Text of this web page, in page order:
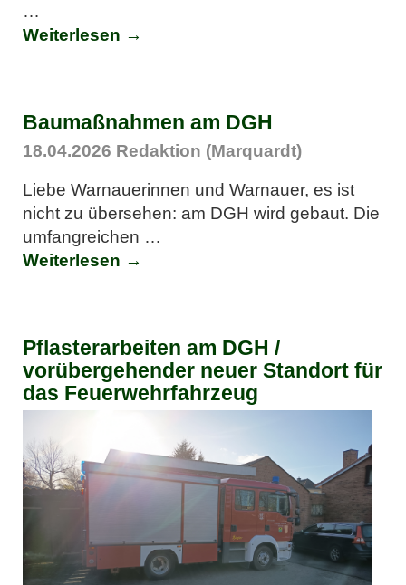
…
Weiterlesen →
Baumaßnahmen am DGH
18.04.2026 Redaktion (Marquardt)
Liebe Warnauerinnen und Warnauer, es ist
nicht zu übersehen: am DGH wird gebaut. Die
umfangreichen …
Weiterlesen →
Pflasterarbeiten am DGH /
vorübergehender neuer Standort für
das Feuerwehrfahrzeug